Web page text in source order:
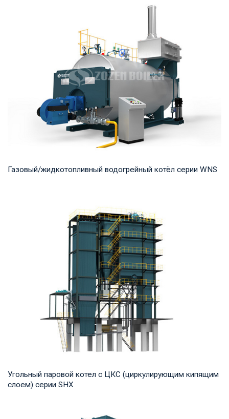
продукта: 20-75 т/ч Температура на выходе...
Газовый/жидкотопливный водогрейный котёл серии WNS
мощность продукта: 0,7-14 МВт Температура...
Угольный паровой котел с ЦКС (циркулирующим кипящим
слоем) серии SHX
продукта: 10-75 т/ч Температура на выход...